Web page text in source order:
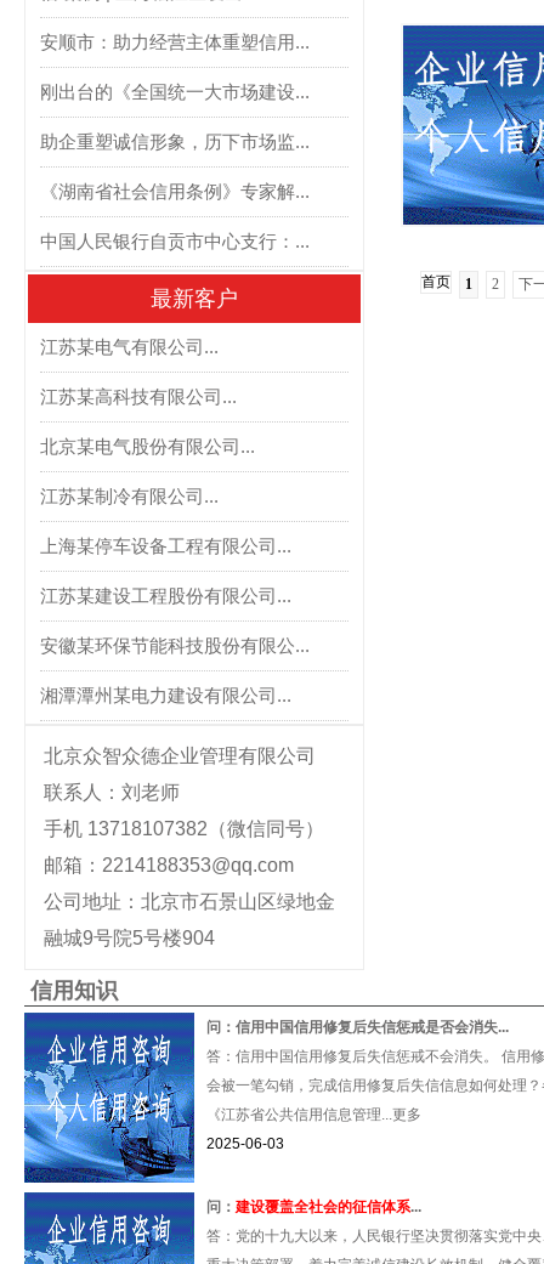
安顺市：助力经营主体重塑信用...
刚出台的《全国统一大市场建设...
助企重塑诚信形象，历下市场监...
《湖南省社会信用条例》专家解...
中国人民银行自贡市中心支行：...
最新客户
江苏某电气有限公司...
江苏某高科技有限公司...
北京某电气股份有限公司...
江苏某制冷有限公司...
上海某停车设备工程有限公司...
江苏某建设工程股份有限公司...
安徽某环保节能科技股份有限公...
湘潭潭州某电力建设有限公司...
北京众智众德企业管理有限公司
联系人：刘老师
手机 13718107382（微信同号）
邮箱：2214188353@qq.com
公司地址：北京市石景山区绿地金
融城9号院5号楼904
首页 1 2 下
信用知识
问：信用中国信用修复后失信惩戒是否会消失...
答：信用中国信用修复后失信惩戒不会消失。 信用
会被一笔勾销，完成信用修复后失信信息如何处理
《江苏省公共信用信息管理...更多
2025-06-03
问： 建设覆盖全社会的征信体系...
答：党的十九大以来，人民银行坚决贯彻落实党中